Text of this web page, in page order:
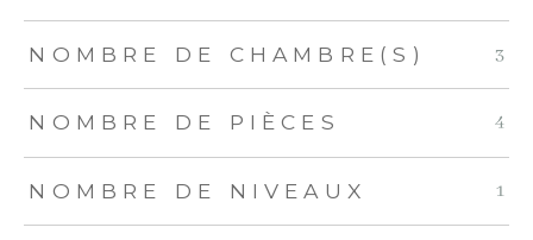
NOMBRE DE CHAMBRE(S) 3
NOMBRE DE PIÈCES 4
NOMBRE DE NIVEAUX 1